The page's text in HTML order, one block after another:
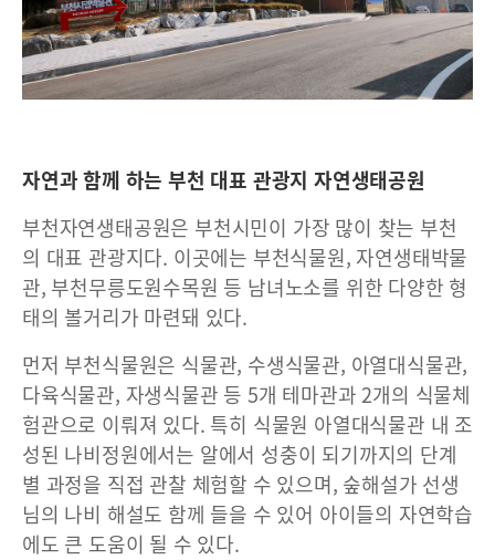
자연과 함께 하는 부천 대표 관광지 자연생태공원
부천자연생태공원은 부천시민이 가장 많이 찾는 부천
의 대표 관광지다. 이곳에는 부천식물원, 자연생태박물
관, 부천무릉도원수목원 등 남녀노소를 위한 다양한 형
태의 볼거리가 마련돼 있다.
먼저 부천식물원은 식물관, 수생식물관, 아열대식물관,
다육식물관, 자생식물관 등 5개 테마관과 2개의 식물체
험관으로 이뤄져 있다. 특히 식물원 아열대식물관 내 조
성된 나비정원에서는 알에서 성충이 되기까지의 단계
별 과정을 직접 관찰 체험할 수 있으며, 숲해설가 선생
님의 나비 해설도 함께 들을 수 있어 아이들의 자연학습
에도 큰 도움이 될 수 있다.